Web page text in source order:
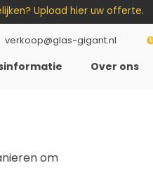
Upload hier uw offerte.
verkoop@glas-gigant.nl
Over ons
om